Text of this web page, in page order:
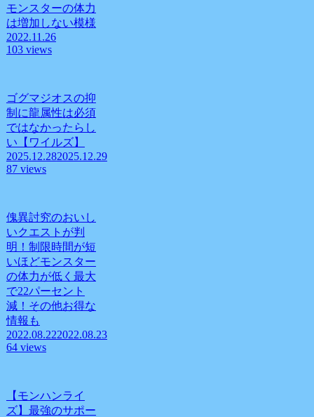
モンスターの体力
は増加しない模様
2022.11.26
103 views
ゴグマジオスの抑
制に龍属性は必須
ではなかったらし
い【ワイルズ】
2025.12.282025.12.29
87 views
傀異討究のおいし
いクエストが判
明！制限時間が短
いほどモンスター
の体力が低く最大
で22パーセント
減！その他お得な
情報も
2022.08.222022.08.23
64 views
【モンハンライ
ズ】最強のサポー